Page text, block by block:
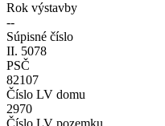
Rok výstavby
--
Súpisné číslo
II. 5078
PSČ
82107
Číslo LV domu
2970